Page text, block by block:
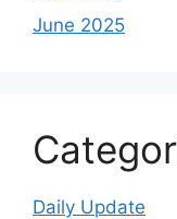
June 2025
Daily Update